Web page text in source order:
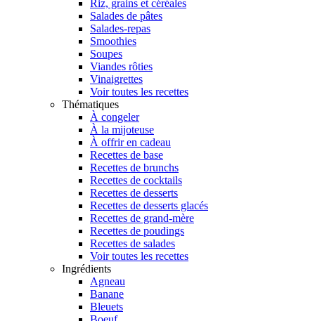
Riz, grains et céréales
Salades de pâtes
Salades-repas
Smoothies
Soupes
Viandes rôties
Vinaigrettes
Voir toutes les recettes
Thématiques
À congeler
À la mijoteuse
À offrir en cadeau
Recettes de base
Recettes de brunchs
Recettes de cocktails
Recettes de desserts
Recettes de desserts glacés
Recettes de grand-mère
Recettes de poudings
Recettes de salades
Voir toutes les recettes
Ingrédients
Agneau
Banane
Bleuets